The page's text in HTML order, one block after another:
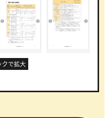
クで拡大